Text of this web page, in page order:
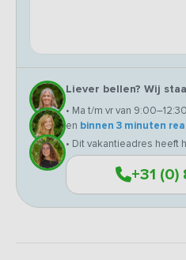
Liever bellen? Wij
• Ma t/m vr van
en binnen 3 minuten
• Dit vakantieadres heeft
+31